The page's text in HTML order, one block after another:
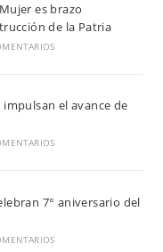
es brazo
de la Patria
impulsan el avance de
7° aniversario del